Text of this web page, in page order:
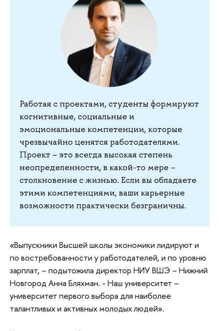
Работая с проектами, студенты формируют
когнитивные, социальные и
эмоциональные компетенции, которые
чрезвычайно ценятся работодателями.
Проект – это всегда высокая степень
неопределенности, в какой-то мере –
столкновение с жизнью. Если вы обладаете
этими компетенциями, ваши карьерные
возможности практически безграничны.
«Выпускники Высшей школы экономики лидируют и
по востребованности у работодателей, и по уровню
зарплат, – подытожила директор НИУ ВШЭ – Нижний
Новгород Анна Бляхман. - Наш университет –
университет первого выбора для наиболее
талантливых и активных молодых людей».